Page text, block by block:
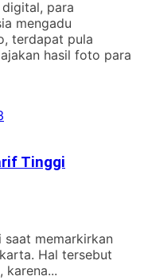
para
mengadu
terdapat pula
hasil foto para
Tinggi
memarkirkan
Hal tersebut
karena...